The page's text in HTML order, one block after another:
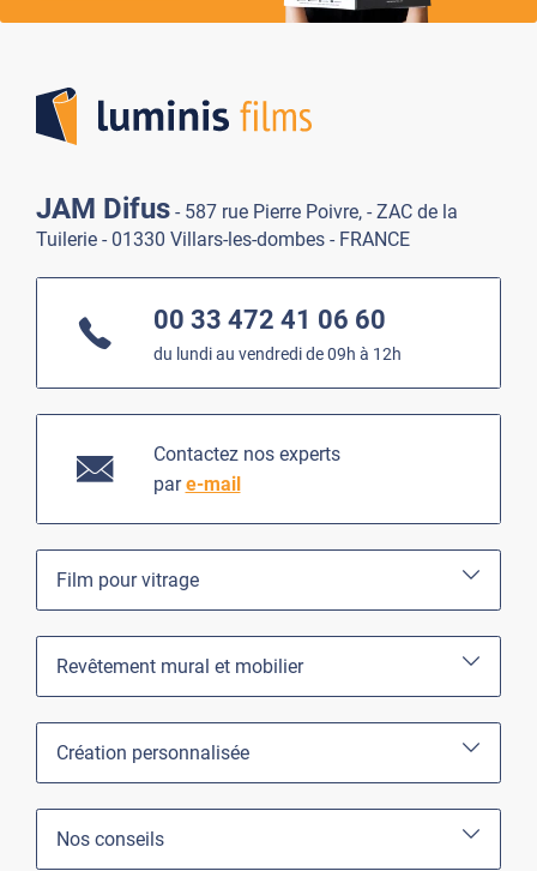
JAM Difus - 587 rue Pierre Poivre, - ZAC de la
Tuilerie - 01330 Villars-les-dombes - FRANCE
00 33 472 41 06 60
du lundi au vendredi de 09h à 12h
Contactez nos experts
pare-mail
Film pour vitrage
Revêtement mural et mobilier
Création personnalisée
Nos conseils